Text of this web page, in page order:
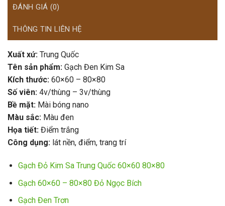
ĐÁNH GIÁ (0)
THÔNG TIN LIÊN HỆ
Xuất xứ: Trung Quốc
Tên sản phẩm: Gạch Đen Kim Sa
Kích thước: 60×60 – 80×80
Số viên: 4v/thùng – 3v/thùng
Bề mặt: Mài bóng nano
Màu sắc: Màu đen
Họa tiết: Điểm trắng
Công dụng: lát nền, điểm, trang trí
Gạch Đỏ Kim Sa Trung Quốc 60×60 80×80
Gạch 60×60 – 80×80 Đỏ Ngọc Bích
Gạch Đen Trơn